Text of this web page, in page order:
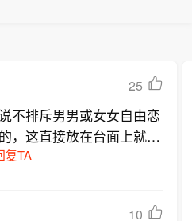
25
不排斥男男或女女自由恋
，这直接放在台面上就有
复TA
10